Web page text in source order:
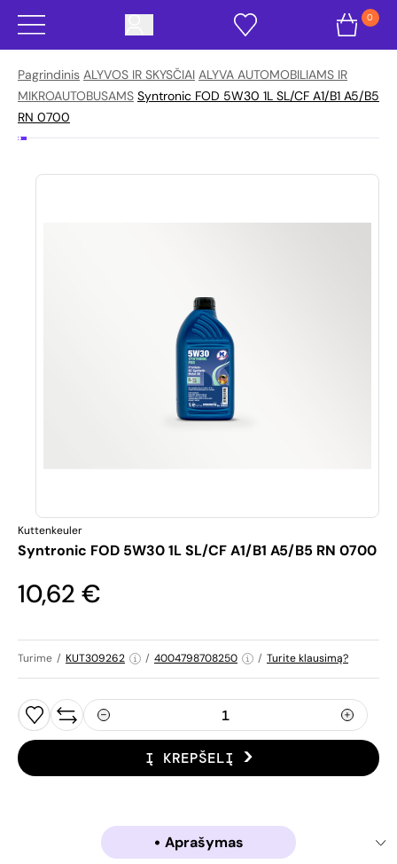
0
Pagrindinis ALYVOS IR SKYSČIAI ALYVA AUTOMOBILIAMS IR
MIKROAUTOBUSAMS Syntronic FOD 5W30 1L SL/CF A1/B1 A5/B5
RN 0700
Kuttenkeuler
Syntronic FOD 5W30 1L SL/CF A1/B1 A5/B5 RN 0700
10,62 €
Turime / KUT309262 / 4004798708250 / Turite klausimą?
Į KREPŠELĮ
Aprašymas